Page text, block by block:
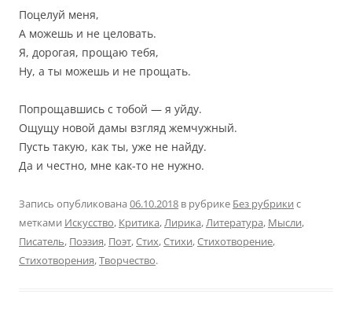
Поцелуй меня,
А можешь и не целовать.
Я, дорогая, прощаю тебя,
Ну, а ты можешь и не прощать.
Попрощавшись с тобой — я уйду.
Ощущу новой дамы взгляд жемчужный.
Пусть такую, как ты, уже не найду.
Да и честно, мне как-то не нужно.
Запись опубликована 06.10.2018 в рубрике Без рубрики с
метками Искусство, Критика,Лирика,Литература, Мысли,
Писатель, Поэзия, Поэт,Стих,Стихи,Стихотворение,
Стихотворения,Творчество.